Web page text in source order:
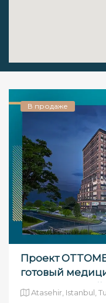
В продаже
Проект
готовый
комплекс в
Atasehir, Istanbul,